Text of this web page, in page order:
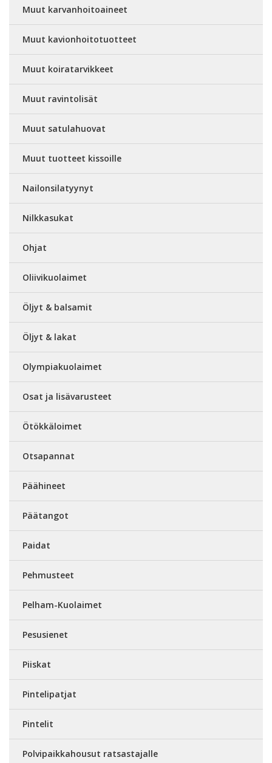
Muut karvanhoitoaineet
Muut kavionhoitotuotteet
Muut koiratarvikkeet
Muut ravintolisät
Muut satulahuovat
Muut tuotteet kissoille
Nailonsilatyynyt
Nilkkasukat
Ohjat
Oliivikuolaimet
Öljyt & balsamit
Öljyt & lakat
Olympiakuolaimet
Osat ja lisävarusteet
Ötökkäloimet
Otsapannat
Päähineet
Päätangot
Paidat
Pehmusteet
Pelham-Kuolaimet
Pesusienet
Piiskat
Pintelipatjat
Pintelit
Polvipaikkahousut ratsastajalle